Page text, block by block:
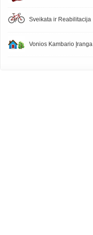
Sveikata ir Reabilitacija
Vonios Kambario Įranga